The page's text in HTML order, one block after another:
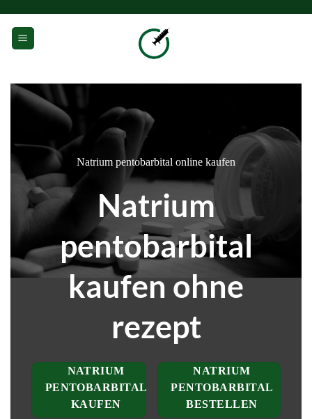
Inhalt
springen
Natrium pentobarbital online kaufen
Natrium
pentobarbital
kaufen ohne
rezept
NATRIUM
PENTOBARBITAL
KAUFEN
NATRIUM
PENTOBARBITAL
BESTELLEN